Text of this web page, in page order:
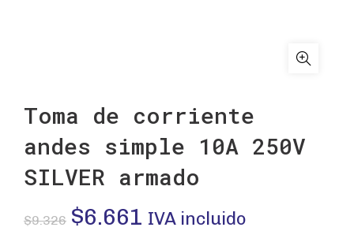
Toma de corriente
andes simple 10A 250V
SILVER armado
$9.326 El
$6.661 El
IVA incluido